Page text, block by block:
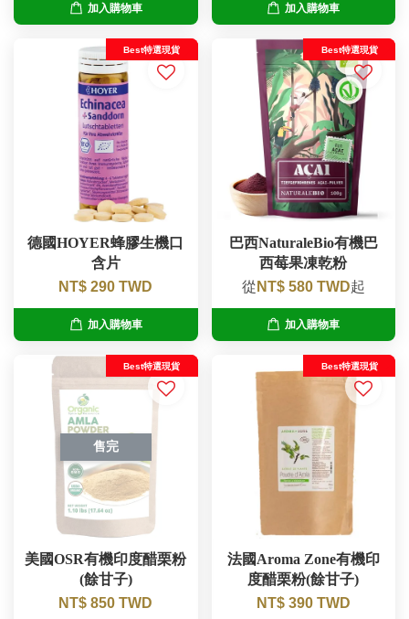
加入購物車 加入購物車
Best特選現貨
德國HOYER蜂膠生機口
含片
NT$ 290 TWD
加入購物車
Best特選現貨
巴西NaturaleBio有機巴
西莓果凍乾粉
從 NT$ 580 TWD起
加入購物車
售完
Best特選現貨
美國OSR有機印度醋栗粉
(餘甘子)
NT$ 850 TWD
Best特選現貨
法國Aroma Zone有機印
度醋栗粉(餘甘子)
NT$ 390 TWD